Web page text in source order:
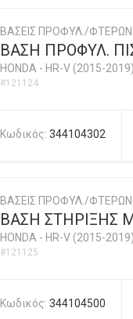
ΒΑΣΕΙΣ ΠΡΟΦΥΛ./
ΒΑΣΗ ΠΡΟΦΥΛ.
HONDA - HR-V (2015-2019)
#121124
Κωδικός: 344104302
ΒΑΣΕΙΣ ΠΡΟΦΥΛ./
ΒΑΣΗ ΣΤΗΡΙΞΗΣ
HONDA - HR-V (2015-2019)
#121125
Κωδικός: 344104500